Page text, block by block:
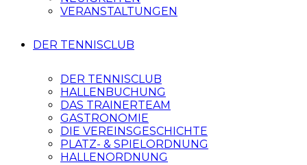
VERANSTALTUNGEN
DER TENNISCLUB
DER TENNISCLUB
HALLENBUCHUNG
DAS TRAINERTEAM
GASTRONOMIE
DIE VEREINSGESCHICHTE
PLATZ- & SPIELORDNUNG
HALLENORDNUNG